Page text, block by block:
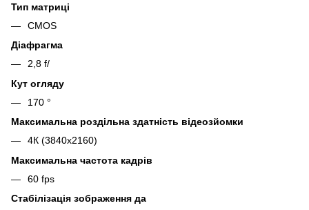
Тип матриці
CMOS
Діафрагма
2,8 f/
Кут огляду
170 °
Максимальна роздільна здатність відеозйомки
4К (3840x2160)
Максимальна частота кадрів
60 fps
Стабілізація зображення да